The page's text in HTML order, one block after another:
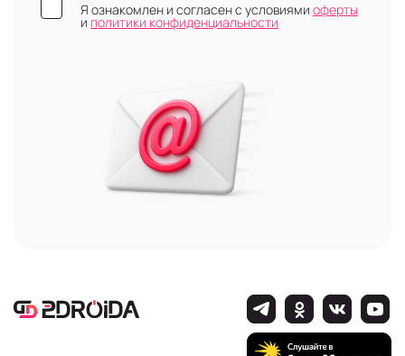
Я ознакомлен и согласен с условиями оферты
и политики конфиденциальности